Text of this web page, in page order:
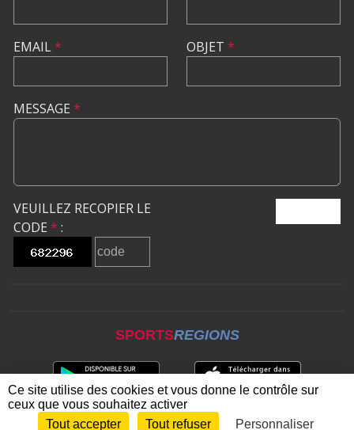
EMAIL* OBJET *
MESSAGE *
VEUILLEZ RECOPIER LE
CODE * :
SPORTSREGIONS
Envie de participer ? CONNEXION
Ce site utilise des cookies et vous donne le contrôle sur
ceux que vous souhaitez activer
Tout accepter
Tout refuser Personnaliser